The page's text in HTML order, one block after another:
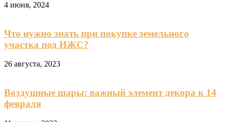
4 июня, 2024
Что нужно знать при покупке земельного
участка под ИЖС?
26 августа, 2023
Воздушные шары: важный элемент декора к 14
февраля